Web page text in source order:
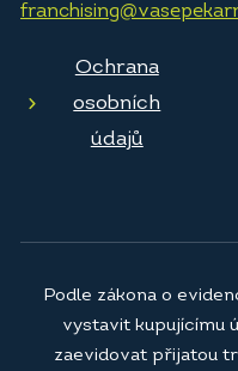
Ochrana
osobních
údajů
Podle zákona o
vystavit kupujícímu
zaevidovat přijatou